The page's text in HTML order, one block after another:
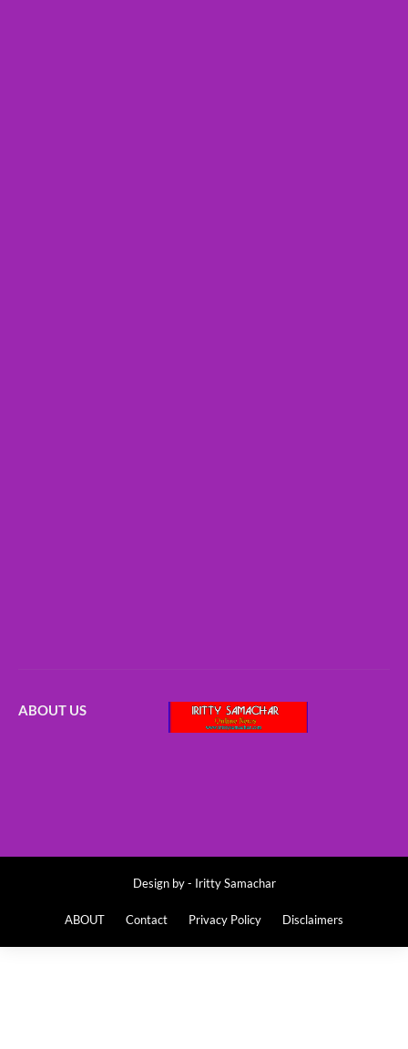
ABOUT US
Design by - Iritty Samachar
ABOUT Contact Privacy Policy Disclaimers